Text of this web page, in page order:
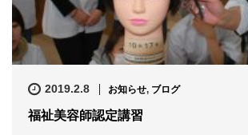
2019.2.8 お知らせ, ブログ
福祉美容師認定講習